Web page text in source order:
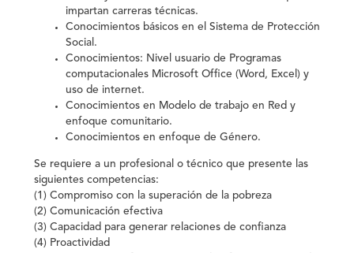
impartan carreras técnicas.
Conocimientos básicos en el Sistema de Protección
Social.
Conocimientos: Nivel usuario de Programas
computacionales Microsoft Office (Word, Excel) y
uso de internet.
Conocimientos en Modelo de trabajo en Red y
enfoque comunitario.
Conocimientos en enfoque de Género.
Se requiere a un profesional o técnico que presente las
siguientes competencias:
(1) Compromiso con la superación de la pobreza
(2) Comunicación efectiva
(3) Capacidad para generar relaciones de confianza
(4) Proactividad